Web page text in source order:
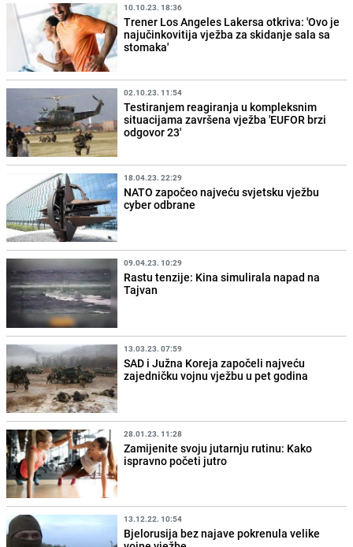
10.10.23. 18:36
Trener Los Angeles Lakersa otkriva: 'Ovo je
najučinkovitija vježba za skidanje sala sa
stomaka'
02.10.23. 11:54
Testiranjem reagiranja u kompleksnim
situacijama završena vježba 'EUFOR brzi
odgovor 23'
18.04.23. 22:29
NATO započeo najveću svjetsku vježbu
cyber odbrane
09.04.23. 10:29
Rastu tenzije: Kina simulirala napad na
Tajvan
13.03.23. 07:59
SAD i Južna Koreja započeli najveću
zajedničku vojnu vježbu u pet godina
28.01.23. 11:28
Zamijenite svoju jutarnju rutinu: Kako
ispravno početi jutro
13.12.22. 10:54
Bjelorusija bez najave pokrenula velike